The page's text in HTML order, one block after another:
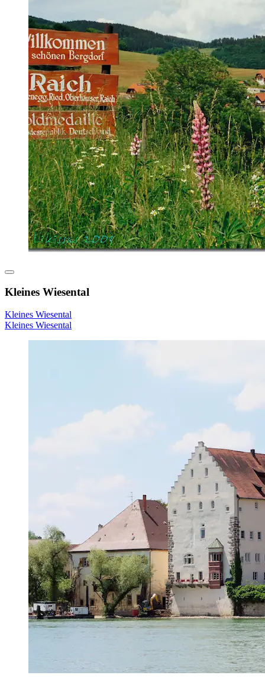
Kleines Wiesental
Kleines Wiesental
Kleines Wiesental